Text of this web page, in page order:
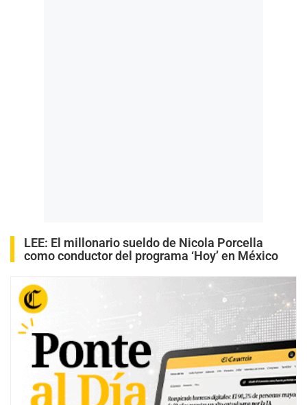
LEE: El millonario sueldo de Nicola Porcella
como conductor del programa ‘Hoy’ en México